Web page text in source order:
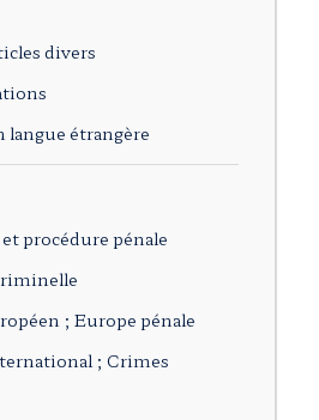
divers
langue étrangère
procédure pénale
; Europe pénale
; Crimes